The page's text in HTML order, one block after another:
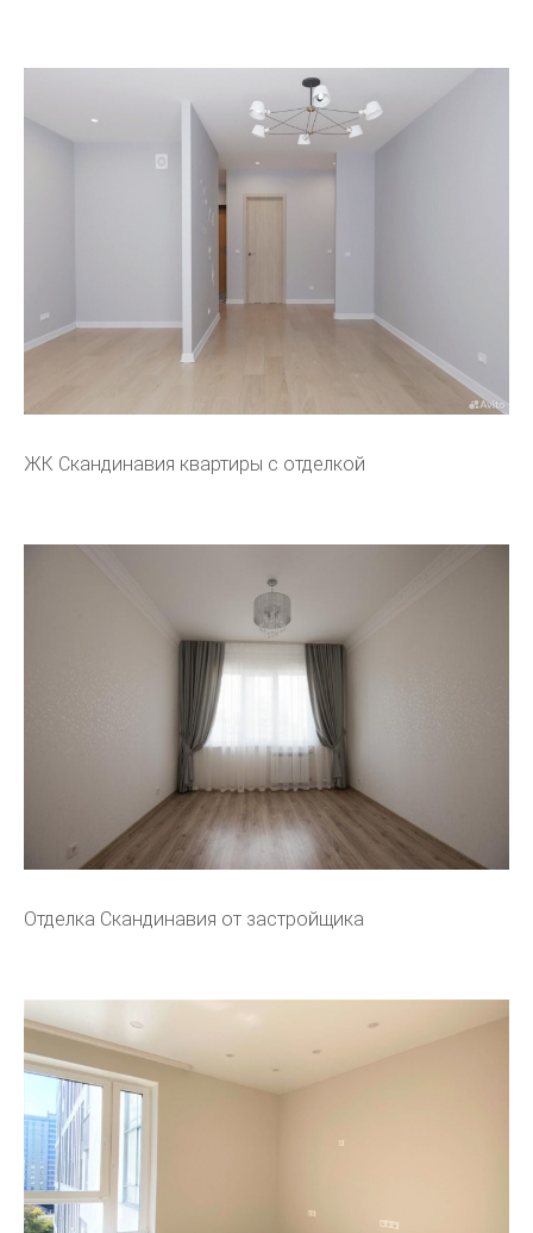
ЖК Скандинавия квартиры с отделкой
Отделка Скандинавия от застройщика